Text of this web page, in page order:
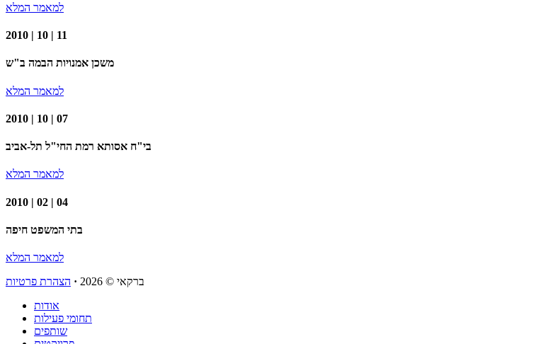
למאמר המלא
2010 | 10 | 11
משכן אמנויות הבמה ב"ש
למאמר המלא
2010 | 10 | 07
בי"ח אסותא רמת החי"ל תל-אביב
למאמר המלא
2010 | 02 | 04
בתי המשפט חיפה
למאמר המלא
ברקאי © 2026
· הצהרת פרטיות
אודות
תחומי פעילות
שותפים